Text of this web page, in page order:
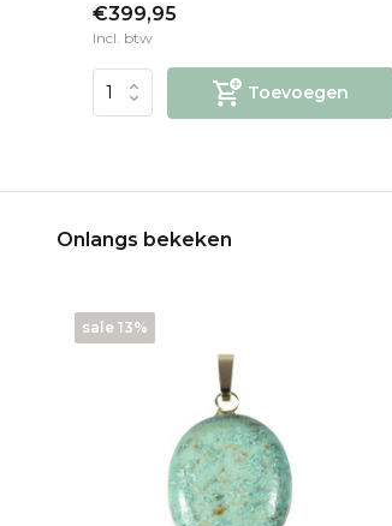
€399,95
Incl. btw
Toevoegen
Onlangs bekeken
sale 13%